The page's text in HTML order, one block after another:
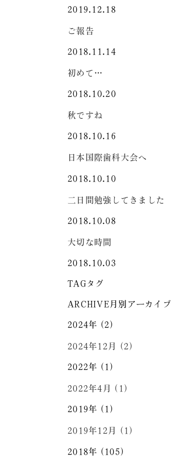
2019.12.18
ご報告
2018.11.14
初めて…
2018.10.20
秋ですね
2018.10.16
日本国際歯科大会へ
2018.10.10
二日間勉強してきました
2018.10.08
大切な時間
2018.10.03
TAGタグ
ARCHIVE 月別アーカイブ
2024年 (2)
2024年12月 (2)
2022年 (1)
2022年4月 (1)
2019年 (1)
2019年12月 (1)
2018年 (105)